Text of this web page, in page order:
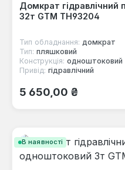
Домкрат
32т GTM TH93204
Тип обладнання: домкрат
Тип: пляшковий
Конструкція: одноштоковий
Привід: гідравлічний
Звичайна ціна:
5 650,00 ₴
В наявності